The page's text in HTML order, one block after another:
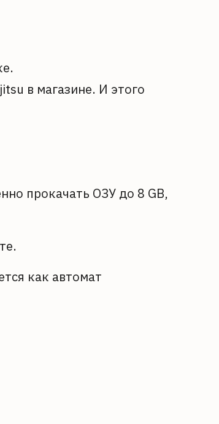
в магазине. И этого
прокачать ОЗУ до 8 GB,
как автомат